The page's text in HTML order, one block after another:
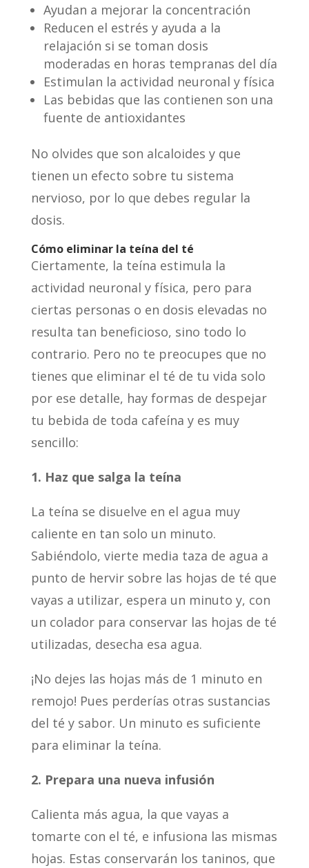
Ayudan a mejorar la concentración
Reducen el estrés y ayuda a la
relajación si se toman dosis
moderadas en horas tempranas del día
Estimulan la actividad neuronal y física
Las bebidas que las contienen son una
fuente de antioxidantes
No olvides que son alcaloides y que
tienen un efecto sobre tu sistema
nervioso, por lo que debes regular la
dosis.
Cómo eliminar la teína del té
Ciertamente, la teína estimula la
actividad neuronal y física, pero para
ciertas personas o en dosis elevadas no
resulta tan beneficioso, sino todo lo
contrario. Pero no te preocupes que no
tienes que eliminar el té de tu vida solo
por ese detalle, hay formas de despejar
tu bebida de toda cafeína y es muy
sencillo:
1. Haz que salga la teína
La teína se disuelve en el agua muy
caliente en tan solo un minuto.
Sabiéndolo, vierte media taza de agua a
punto de hervir sobre las hojas de té que
vayas a utilizar, espera un minuto y, con
un colador para conservar las hojas de té
utilizadas, desecha esa agua.
¡No dejes las hojas más de 1 minuto en
remojo! Pues perderías otras sustancias
del té y sabor. Un minuto es suficiente
para eliminar la teína.
2. Prepara una nueva infusión
Calienta más agua, la que vayas a
tomarte con el té, e infusiona las mismas
hojas. Estas conservarán los taninos, que